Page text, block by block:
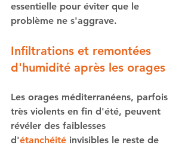
essentielle pour éviter que le
problème ne s'aggrave.
Infiltrations et remontées
d'humidité après les orages
Les orages méditerranéens, parfois
très violents en fin d'été, peuvent
révéler des faiblesses
d'étanchéité invisibles le reste de